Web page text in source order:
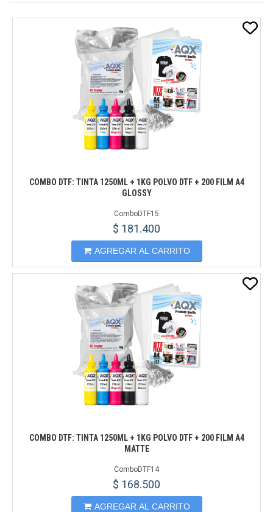
COMBO DTF: TINTA 1250ML + 1KG POLVO DTF + 200 FILM A4
GLOSSY
ComboDTF15
$ 181.400
AGREGAR AL CARRITO
COMBO DTF: TINTA 1250ML + 1KG POLVO DTF + 200 FILM A4
MATTE
ComboDTF14
$ 168.500
AGREGAR AL CARRITO